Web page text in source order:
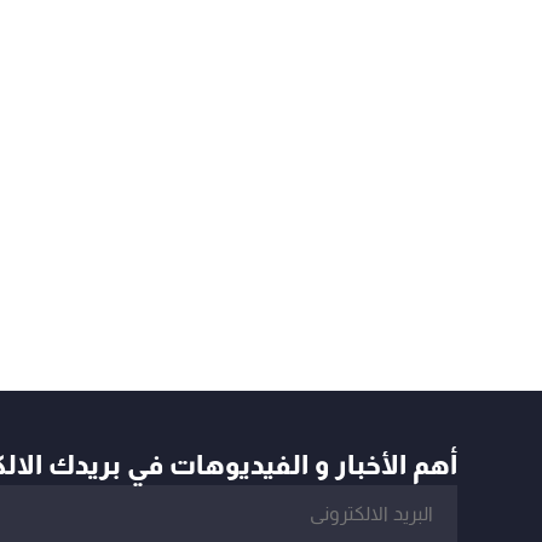
أهم الأخبار و الفيديوهات في بريدك